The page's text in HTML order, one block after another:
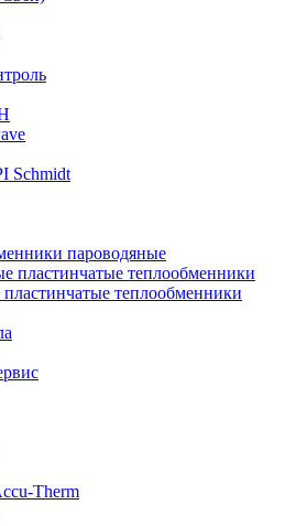
Schmidt
пароводяные
пластинчатые теплообменники
теплообменники
Therm